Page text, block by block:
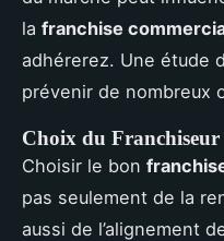
la franchise
adhérerez. Une étude
prévenir de nombreux
Choix du Franchiseur
Choisir le bon
pas seulement de la
aussi de l’alignement